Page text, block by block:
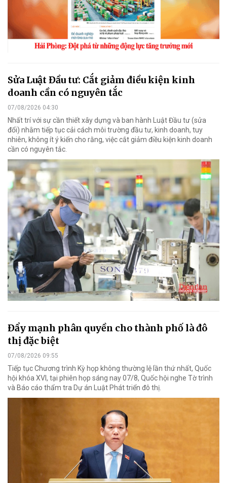
Sửa Luật Đầu tư: Cắt giảm điều kiện kinh
doanh cần có nguyên tắc
07/08/2026 04:30
Nhất trí với sự cần thiết xây dựng và ban hành Luật Đầu tư (sửa
đổi) nhằm tiếp tục cải cách môi trường đầu tư, kinh doanh, tuy
nhiên, không ít ý kiến cho rằng, việc cắt giảm điều kiện kinh doanh
cần có nguyên tắc.
Đẩy mạnh phân quyền cho thành phố là đô
thị đặc biệt
07/08/2026 09:55
Tiếp tục Chương trình Kỳ họp không thường lệ lần thứ nhất, Quốc
hội khóa XVI, tại phiên họp sáng nay 07/8, Quốc hội nghe Tờ trình
và Báo cáo thẩm tra Dự án Luật Phát triển đô thị.